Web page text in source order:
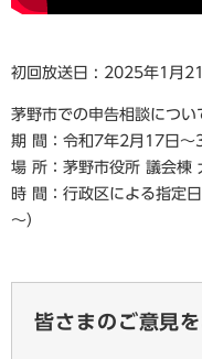
初回放送日 : 2025年1月21
茅野市での申告相談につい
期 間：令和7年2月17日～
場 所：茅野市役所 議会棟
時 間：行政区による指定
～）
皆さまのご意見